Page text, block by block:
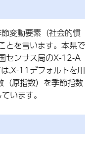
変動要素（社会的慣
とを言います。本県で
センサス局のX-12-A
,X-11デフォルトを用
（原指数）を季節指数
います。